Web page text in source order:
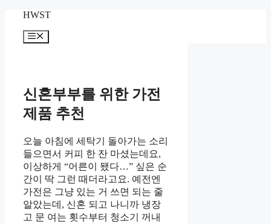
content
HWST
Menu
신혼부부를 위한 가전
제품 추천
오늘 아침에 세탁기 돌아가는 소리
들으면서 커피 한 잔 마셨는데요,
이상하게 “어른이 됐다…” 싶은 순
간이 딱 그런 때더라고요. 예전엔
가전은 그냥 있는 거 쓰면 되는 줄
알았는데, 신혼 되고 나니까 냉장
고 문 여는 횟수부터 청소기 꺼내